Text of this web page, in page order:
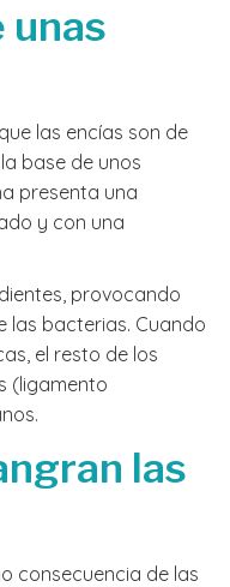
unas
las encías son de
base de unos
presenta una
y con una
provocando
las bacterias. Cuando
el resto de los
(ligamento
las
consecuencia de las